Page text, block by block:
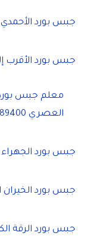
جبس بورد الأحمدي
جبس بورد الأقرب
معلم جبس بورد
العصري 51489400
جبس بورد الجهراء
جبس بورد الخيران
جبس بورد الرقة الكويت